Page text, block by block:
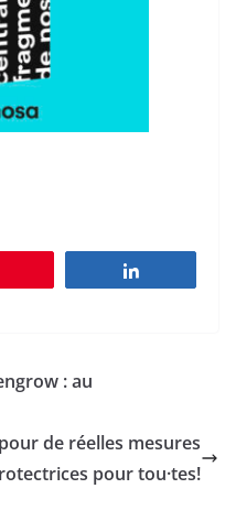
: au
de réelles mesures
pour tou·tes!